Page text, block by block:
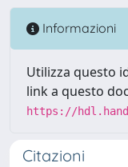
Informazioni
Utilizza questo
link a questo
https://
Citazioni